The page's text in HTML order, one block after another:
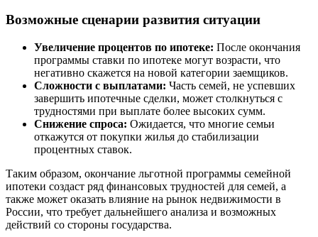
Возможные сценарии развития ситуации
Увеличение процентов по ипотеке: После окончания
программы ставки по ипотеке могут возрасти, что
негативно скажется на новой категории заемщиков.
Сложности с выплатами: Часть семей, не успевших
завершить ипотечные сделки, может столкнуться с
трудностями при выплате более высоких сумм.
Снижение спроса: Ожидается, что многие семьи
откажутся от покупки жилья до стабилизации
процентных ставок.
Таким образом, окончание льготной программы семейной
ипотеки создаст ряд финансовых трудностей для семей, а
также может оказать влияние на рынок недвижимости в
России, что требует дальнейшего анализа и возможных
действий со стороны государства.